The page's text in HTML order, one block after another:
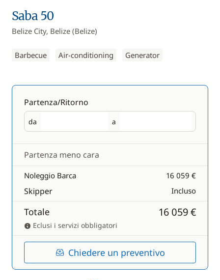
Saba 50
Belize City, Belize (Belize)
Barbecue Air-conditioning Generator
Partenza/Ritorno
da
Partenza a
Ritorno
Partenza meno cara
Noleggio Barca 16 059 €
Skipper Incluso
Totale 16 059 €
Eclusi i servizi obbligatori
Chiedere un preventivo